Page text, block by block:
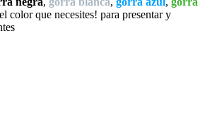
color que necesites! para presentar y